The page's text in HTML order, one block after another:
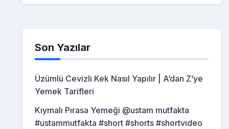
Son Yazılar
Üzümlü Cevizli Kek Nasıl Yapılır | A’dan Z’ye
Yemek Tarifleri
Kıymalı Pırasa Yemeği @ustam mutfakta
#ustammutfakta #short #shorts #shortvideo